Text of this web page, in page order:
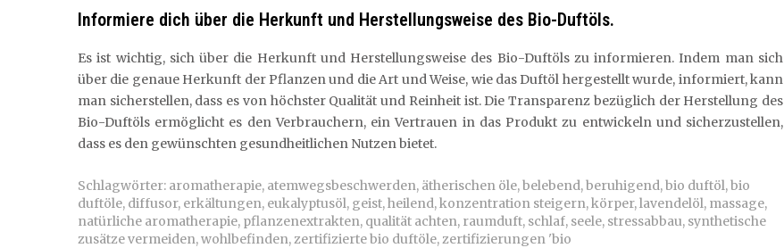
Informiere dich über die Herkunft und Herstellungsweise des Bio-Duftöls.
Es ist wichtig, sich über die Herkunft und Herstellungsweise des Bio-Duftöls zu informieren. Indem man sich
über die genaue Herkunft der Pflanzen und die Art und Weise, wie das Duftöl hergestellt wurde, informiert, kann
man sicherstellen, dass es von höchster Qualität und Reinheit ist. Die Transparenz bezüglich der Herstellung des
Bio-Duftöls ermöglicht es den Verbrauchern, ein Vertrauen in das Produkt zu entwickeln und sicherzustellen,
dass es den gewünschten gesundheitlichen Nutzen bietet.
Schlagwörter: aromatherapie, atemwegsbeschwerden, ätherischen öle,belebend,beruhigend,bio duftöl,bio
duftöle, diffusor, erkältungen, eukalyptusöl, geist,heilend,konzentration steigern,körper,lavendelöl, massage,
natürliche aromatherapie, pflanzenextrakten, qualität achten, raumduft, schlaf, seele, stressabbau, synthetische
zusätze vermeiden,wohlbefinden, zertifizierte bio duftöle, zertifizierungen 'bio